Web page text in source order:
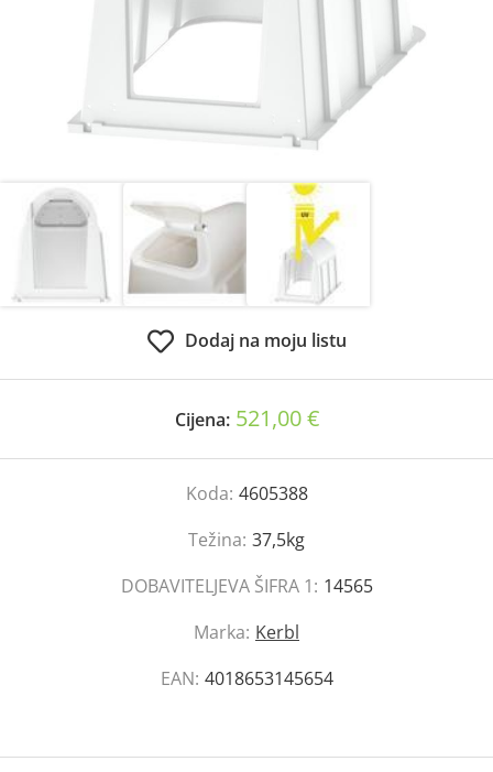
Dodaj na moju listu
Cijena: 521,00 €
Koda: 4605388
Težina: 37,5kg
DOBAVITELJEVA ŠIFRA 1: 14565
Marka: Kerbl
EAN: 4018653145654